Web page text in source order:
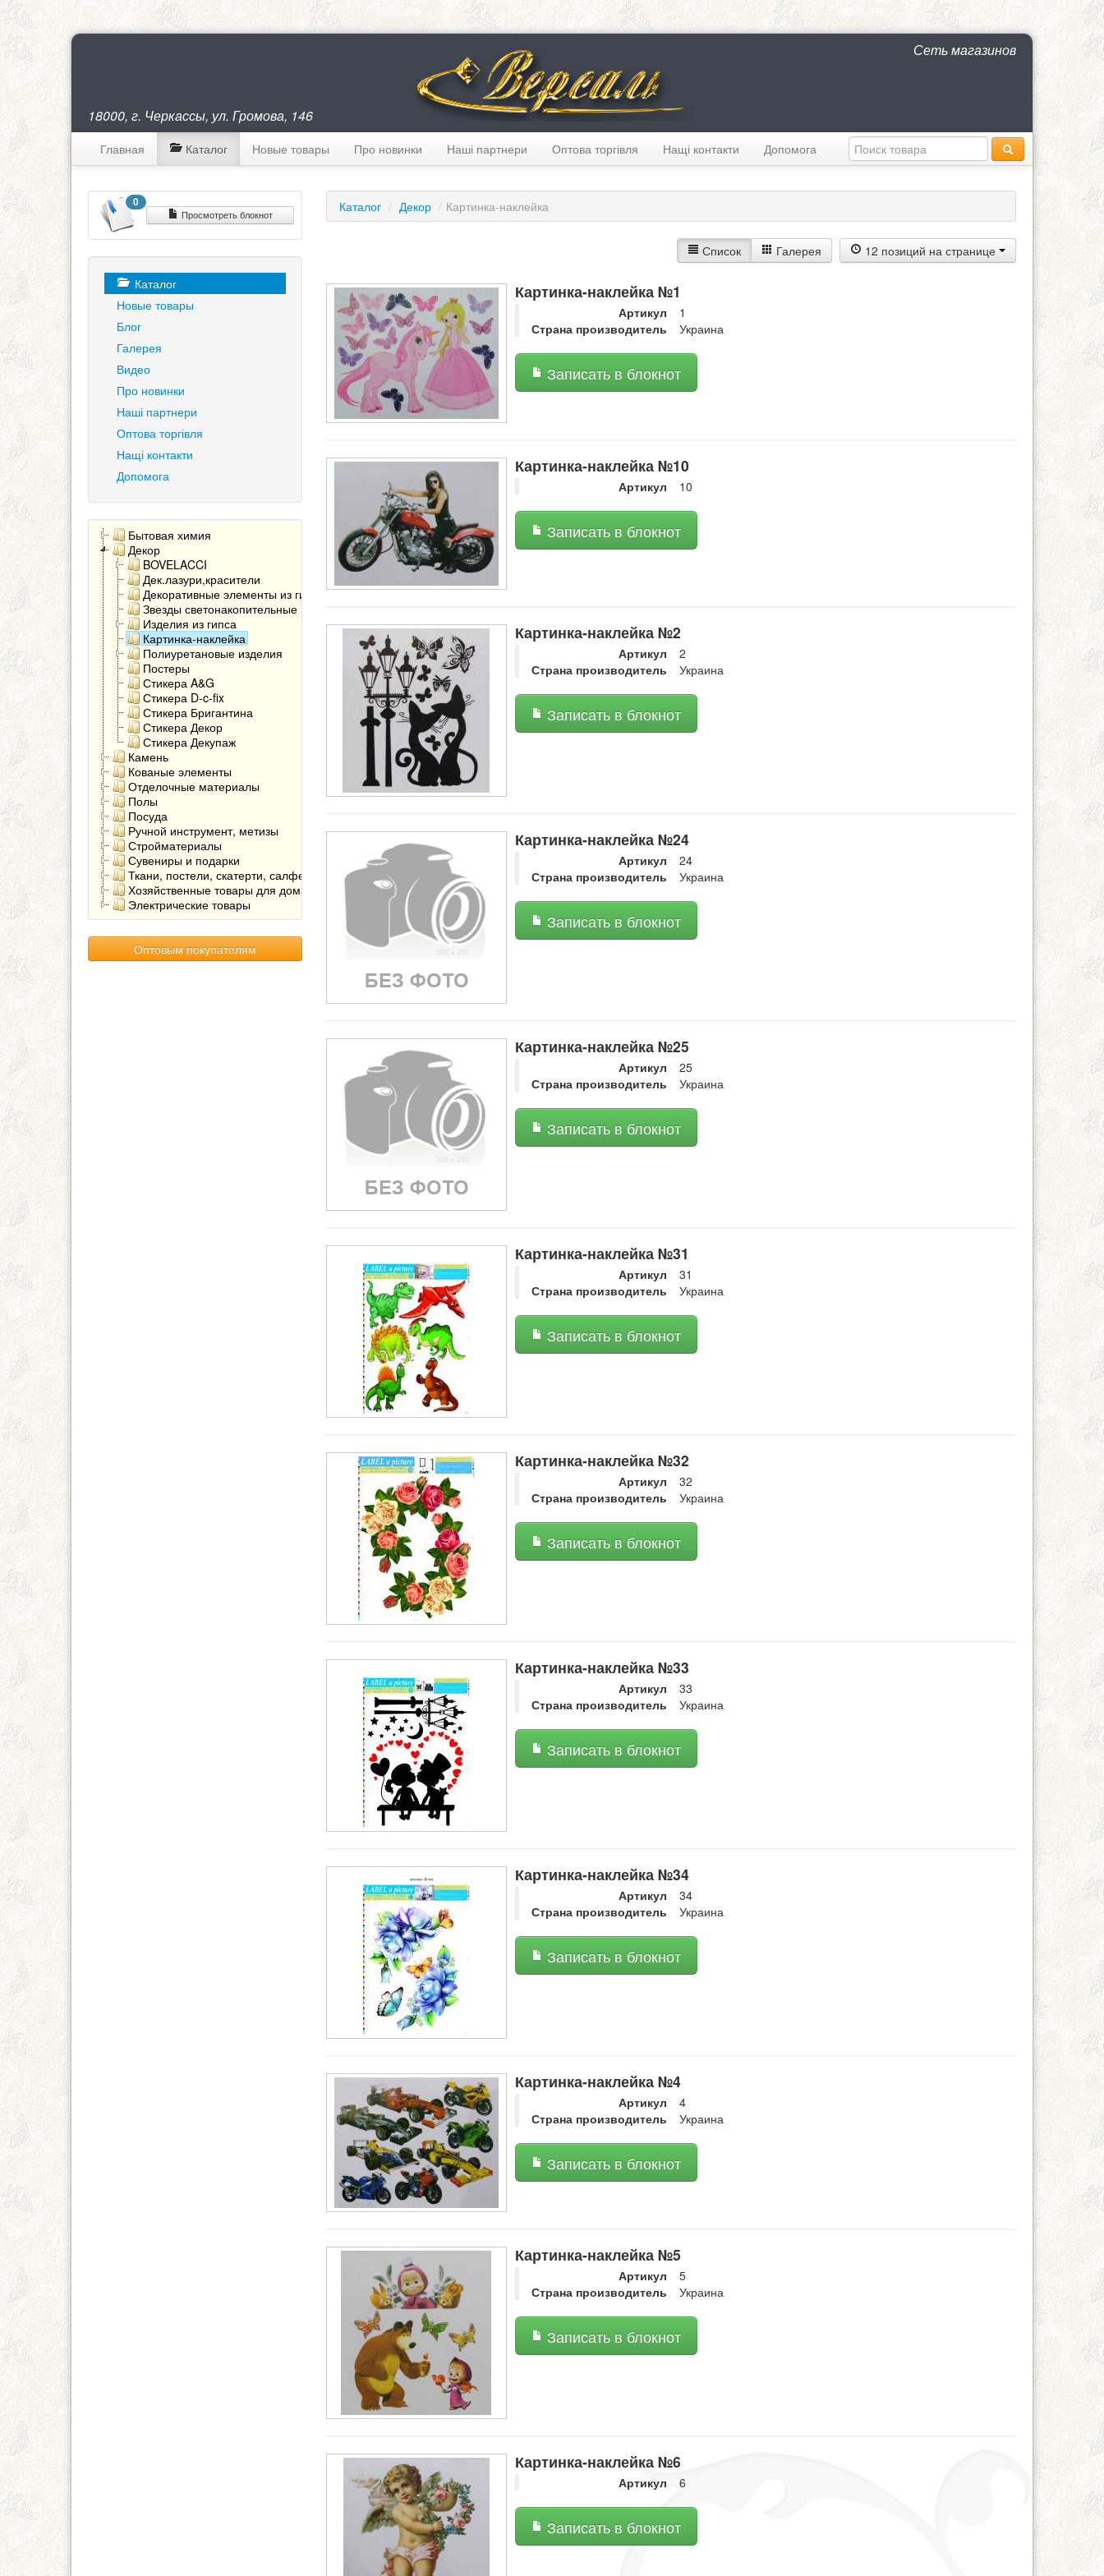
Сеть магазинов
18000, г. Черкассы, ул. Громова, 146
Главная Каталог Новые товары Про новинки Наші партнери Оптова торгівля Нащі контакти Допомога
0
Просмотреть блокнот
Каталог
Новые товары
Блог
Галерея
Видео
Про новинки
Наші партнери
Оптова торгівля
Нащі контакти
Допомога
Бытовая химия
Декор
BOVELACCI
Дек.лазури,красители
Декоративные элементы из гипса
Звезды светонакопительные
Изделия из гипса
Картинка-наклейка
Полиуретановые изделия
Постеры
Стикера A&G
Стикера D-c-fix
Стикера Бригантина
Стикера Декор
Стикера Декупаж
Камень
Кованые элементы
Отделочные материалы
Полы
Посуда
Ручной инструмент, метизы
Стройматериалы
Сувениры и подарки
Ткани, постели, скатерти, салфетки
Хозяйственные товары для дома
Электрические товары
Оптовым покупателям
Каталог / Декор / Картинка-наклейка
Список Галерея 12 позиций на странице
Картинка-наклейка №1
Артикул
1
Страна производитель
Украина
Записать в блокнот
Картинка-наклейка №10
Артикул 10
Записать в блокнот
Картинка-наклейка №2
Артикул
2
Страна производитель
Украина
Записать в блокнот
Картинка-наклейка №24
Артикул
24
Страна производитель
Украина
Записать в блокнот
Картинка-наклейка №25
Артикул
25
Страна производитель
Украина
Записать в блокнот
Картинка-наклейка №31
Артикул
31
Страна производитель
Украина
Записать в блокнот
Картинка-наклейка №32
Артикул
32
Страна производитель
Украина
Записать в блокнот
Картинка-наклейка №33
Артикул
33
Страна производитель
Украина
Записать в блокнот
Картинка-наклейка №34
Артикул
34
Страна производитель
Украина
Записать в блокнот
Картинка-наклейка №4
Артикул
4
Страна производитель
Украина
Записать в блокнот
Картинка-наклейка №5
Артикул
5
Страна производитель
Украина
Записать в блокнот
Картинка-наклейка №6
Артикул 6
Записать в блокнот